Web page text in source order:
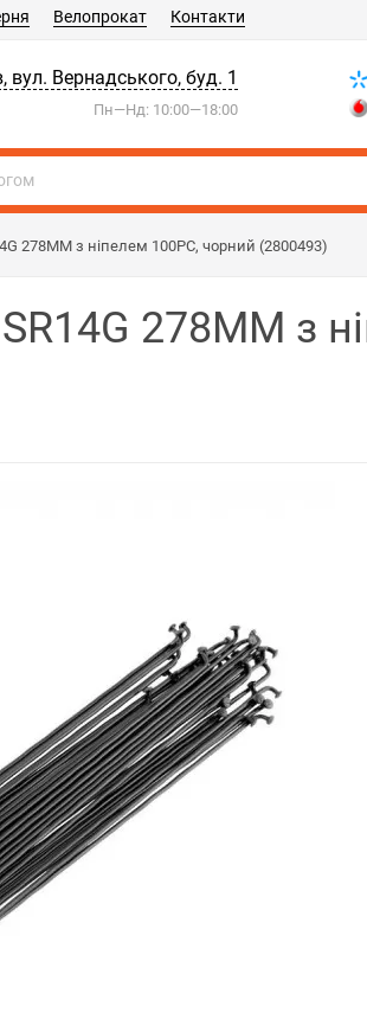
Велопрокат Контакти
вул. Вернадського, буд. 1
Пн—Нд: 10:00—18:00
278MM з ніпелем 100PC, чорний (2800493)
278MM з